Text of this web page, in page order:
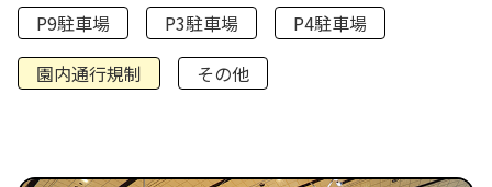
P9駐車場
P3駐車場
P4駐車場
園内通行規制
その他